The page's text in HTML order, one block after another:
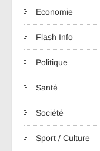
Economie
Flash Info
Politique
Santé
Société
Sport / Culture